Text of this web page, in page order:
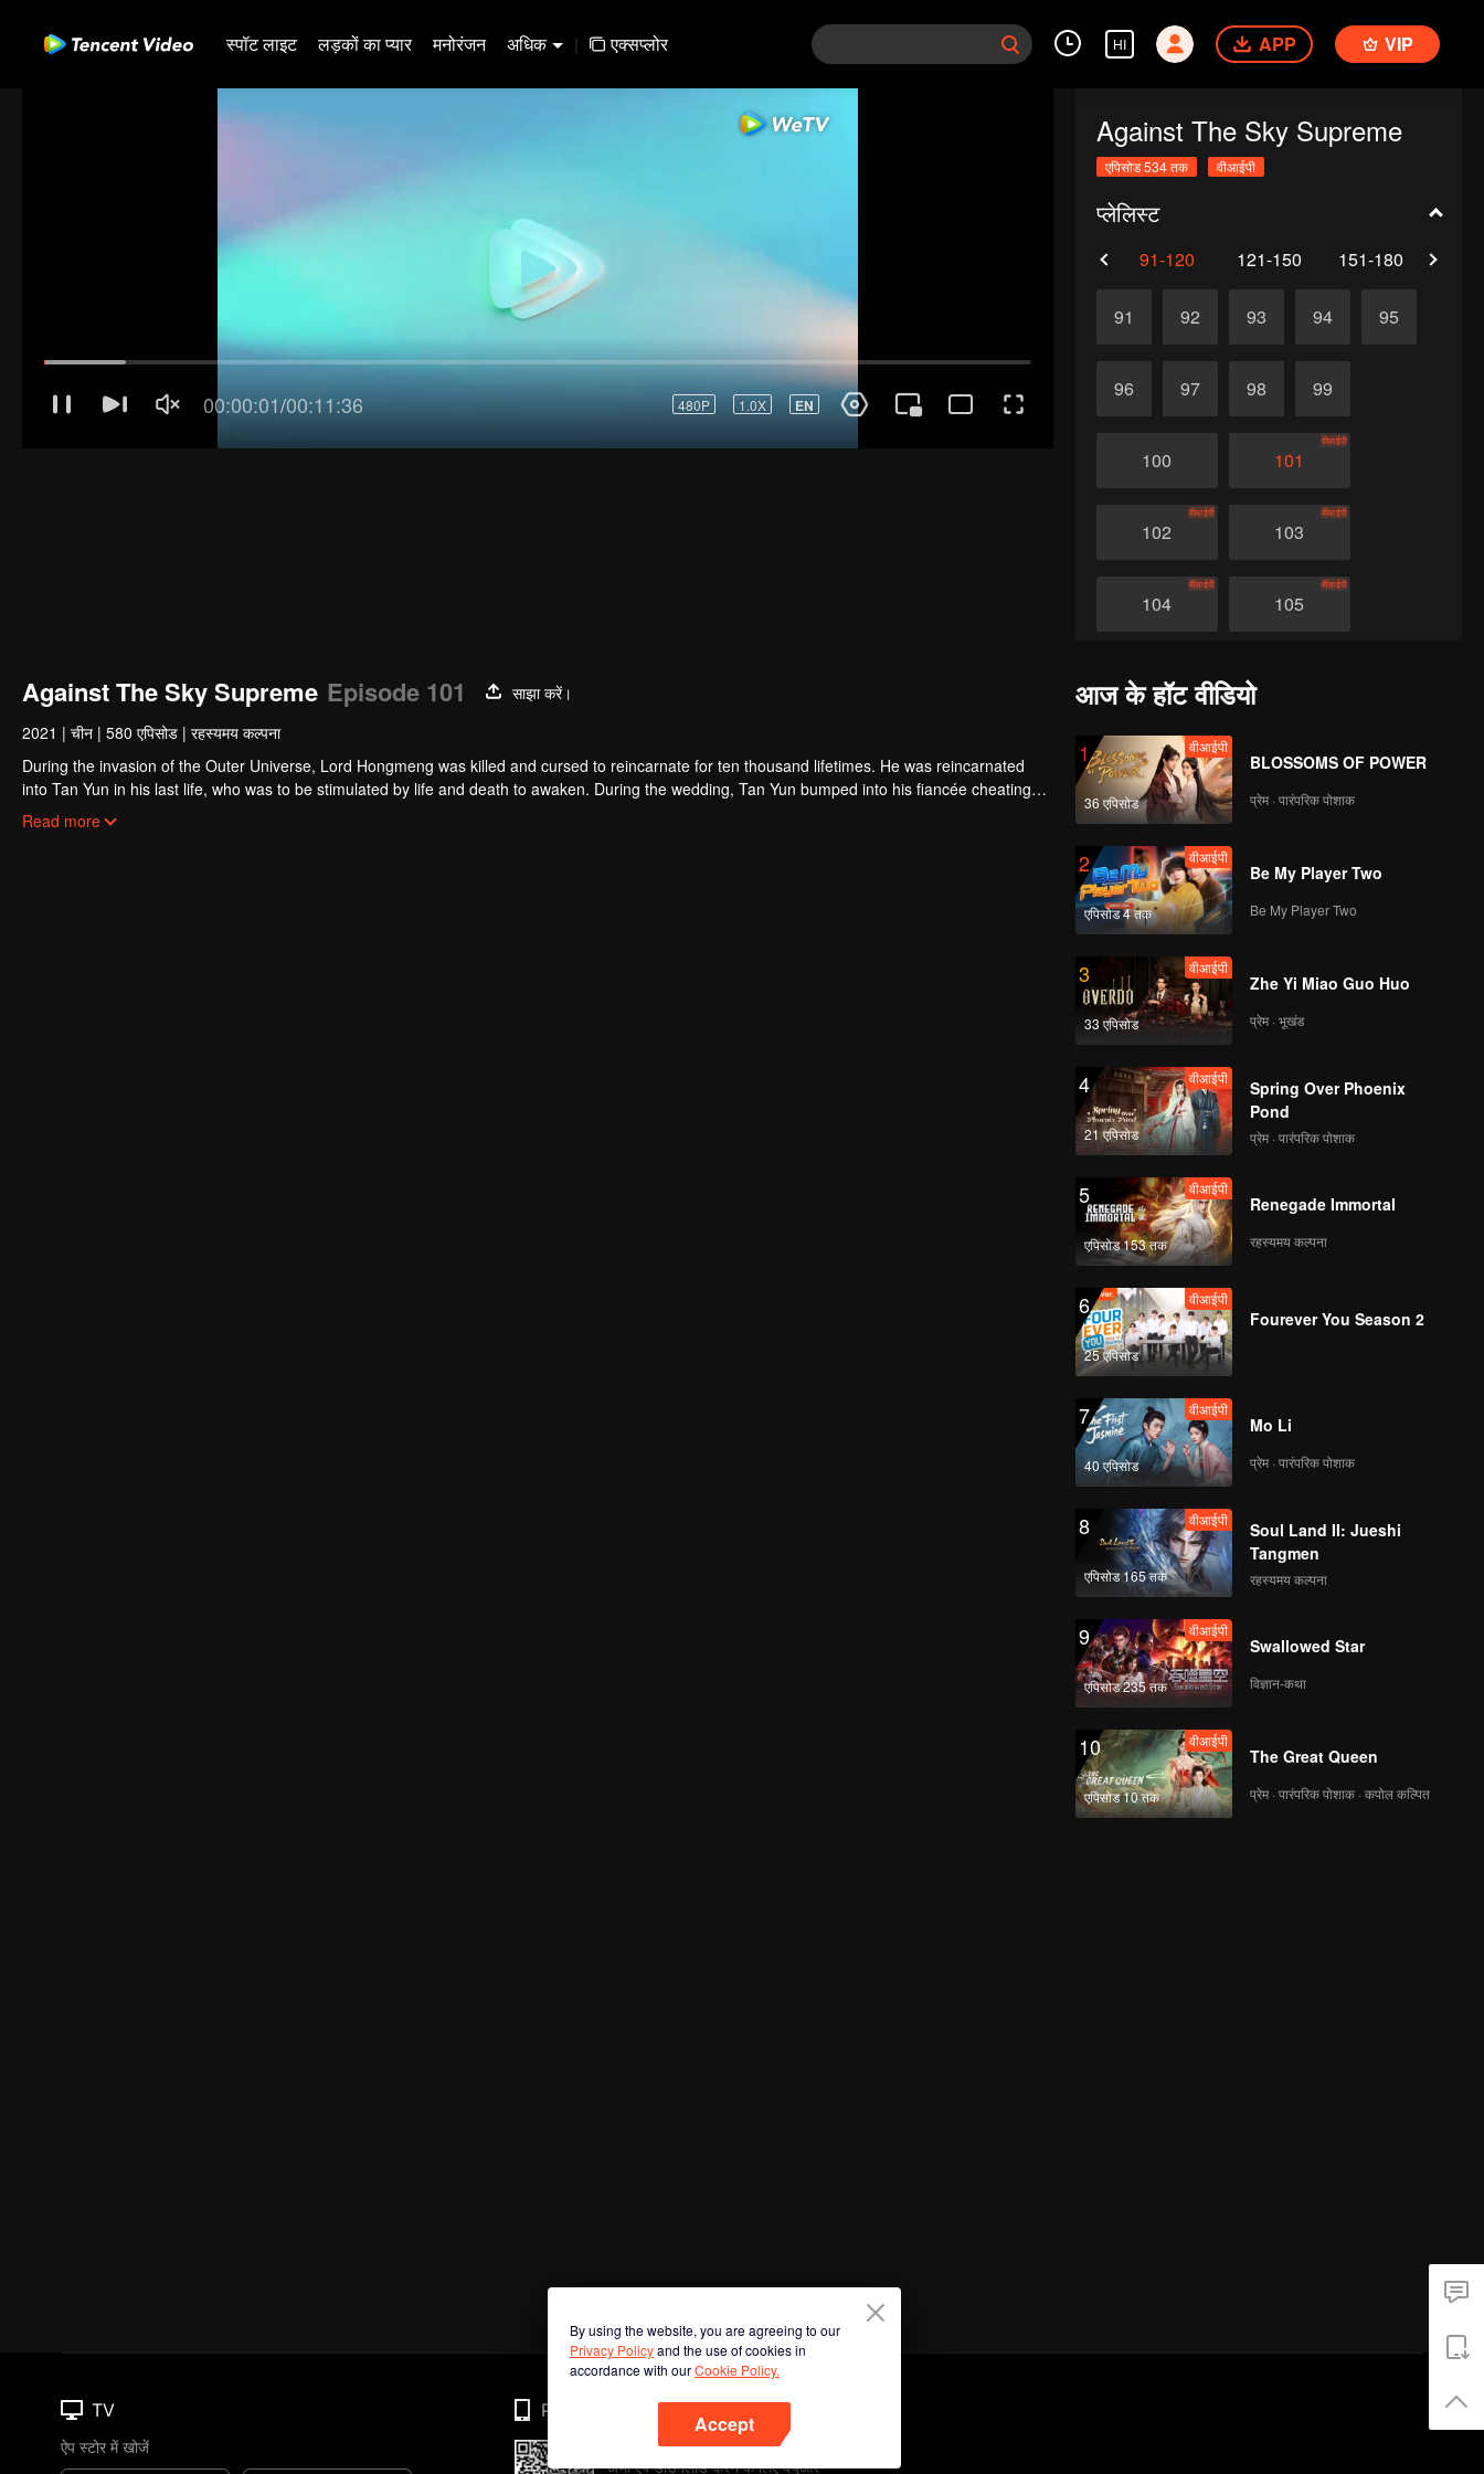
स्पॉट लाइट लड़कों का प्यार मनोरंजन अधिक | एक्सप्लोर HI APP VIP
Against The Sky Supreme
एपिसोड 534 तक वीआईपी
प्लेलिस्ट
91-120 121-150 151-180
91 92 93 94 95
96 97 98 99
100 101
वीआईपी
102
वीआईपी
103
वीआईपी
104
वीआईपी
105
वीआईपी
106
108
110
वीआईपी वीआईपी
112
वीआईपी
113
वीआईपी
114
116
वीआईपी
117
118
वीआईपी
119
वीआईपी
120
वीआईपी
Against The Sky Supreme Episode 101
साझा करें।
2021 | चीन | 580 एपिसोड | रहस्यमय कल्पना
During the invasion of the Outer Universe, Lord Hongmeng was killed and cursed to reincarnate for ten thousand lifetimes. He was reincarnated
into Tan Yun in his last life, who was to be stimulated by life and death to awaken. During the wedding, Tan Yun bumped into his fiancée cheating
and was beaten to awaken the memory of the Hongmeng. Then Tan Yun possessed a God-level talent to increase his cultivation. Tan Yun avenged
Read more
आज के हॉट वीडियो
1
36 एपिसोड
वीआईपी
BLOSSOMS OF POWER
प्रेम · पारंपरिक पोशाक
2
एपिसोड 4 तक
वीआईपी
Be My Player Two
Be My Player Two
3
33 एपिसोड
वीआईपी
Zhe Yi Miao Guo Huo
प्रेम · भूखंड
4
21 एपिसोड
वीआईपी
Spring Over Phoenix
Pond
प्रेम · पारंपरिक पोशाक
5
एपिसोड 153 तक
वीआईपी
Renegade Immortal
रहस्यमय कल्पना
6
25 एपिसोड
वीआईपी
Fourever You Season 2
7
40 एपिसोड
वीआईपी
Mo Li
प्रेम · पारंपरिक पोशाक
8
एपिसोड 165 तक
वीआईपी
Soul Land II: Jueshi
Tangmen
रहस्यमय कल्पना
9
एपिसोड 235 तक
वीआईपी
Swallowed Star
विज्ञान-कथा
10
एपिसोड 10 तक
वीआईपी
The Great Queen
प्रेम · पारंपरिक पोशाक · कपोल कल्पित
By using the website, you are agreeing to our
Privacy Policyand the use of cookies in
accordance with ourCookie Policy.
Accept
TV
ऐप स्टोर में खोजें
Phone
अभी ऐप डाउनलोड करने के लिए क्यूआर